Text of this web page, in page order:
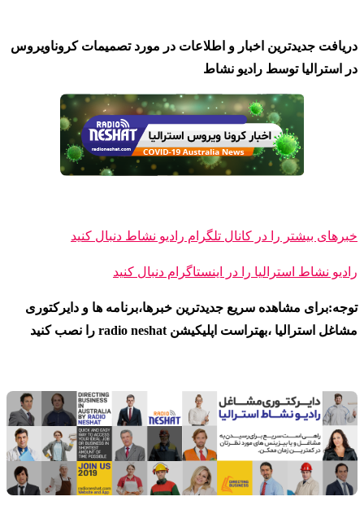
دریافت جدیدترین اخبار و اطلاعات در مورد تصمیمات کروناویروس
در استرالیا توسط رادیو نشاط
خبرهای بیشتر را در کانال تلگرام رادیو نشاط دنبال کنید
رادیو نشاط ا سترالیا را در اینستاگرام دنبال کنید
توجه:برای مشاهده سریع جدیدترین خبرها،برنامه ها و دایرکتوری
مشاغل استرالیا ،بهتراست اپلیکیشن radio neshat را نصب کنید